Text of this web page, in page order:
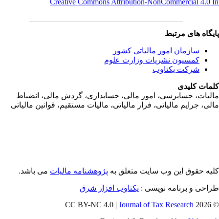
های مرتبط
سازمان امور مالياتی کشور
کمسیون نشریات وزارت علوم
شرکت یکتاوب
کلیدی
حسابرسی، امور مالی، حسابداری، گردش مالی، انضباط
جرايم مالياتی، فرار مالياتی، ماليات مستقيم، قوانين مالياتی
حقوق این وب سایت متعلق بهپژوهشنامه مالیاتمی باشد.
و برنامه نویسی : یکتاوب افزار شرق
©
Journal of Tax Research